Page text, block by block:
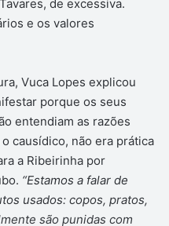
de excessiva.
e os valores
Vuca Lopes explicou
porque os seus
entendiam as razões
causídico, não era prática
a Ribeirinha por
“Estamos a falar de
usados: copos, pratos,
são punidas com